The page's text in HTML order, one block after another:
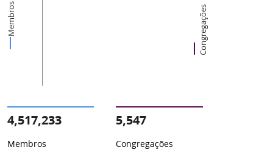
Membros Congregações
4,517,233
Membros
5,547
Congregações